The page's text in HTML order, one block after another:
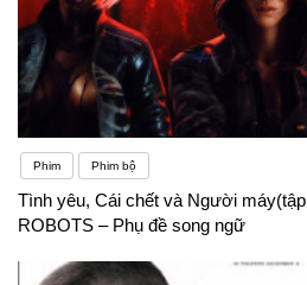
Phim Phim bộ
Tình yêu, Cái chết và Người
ROBOTS – Phụ đề song ngữ